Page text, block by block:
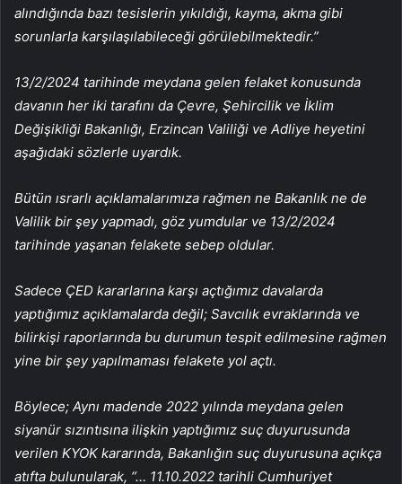
alındığında bazı tesislerin yıkıldığı, kayma, akma gibi
sorunlarla karşılaşılabileceği görülebilmektedir.”
13/2/2024 tarihinde meydana gelen felaket konusunda
davanın her iki tarafını da Çevre, Şehircilik ve İklim
Değişikliği Bakanlığı, Erzincan Valiliği ve Adliye heyetini
aşağıdaki sözlerle uyardık.
Bütün ısrarlı açıklamalarımıza rağmen ne Bakanlık ne de
Valilik bir şey yapmadı, göz yumdular ve 13/2/2024
tarihinde yaşanan felakete sebep oldular.
Sadece ÇED kararlarına karşı açtığımız davalarda
yaptığımız açıklamalarda değil; Savcılık evraklarında ve
bilirkişi raporlarında bu durumun tespit edilmesine rağmen
yine bir şey yapılmaması felakete yol açtı.
Böylece; Aynı madende 2022 yılında meydana gelen
siyanür sızıntısına ilişkin yaptığımız suç duyurusunda
verilen KYOK kararında, Bakanlığın suç duyurusuna açıkça
atıfta bulunularak, “… 11.10.2022 tarihli Cumhuriyet